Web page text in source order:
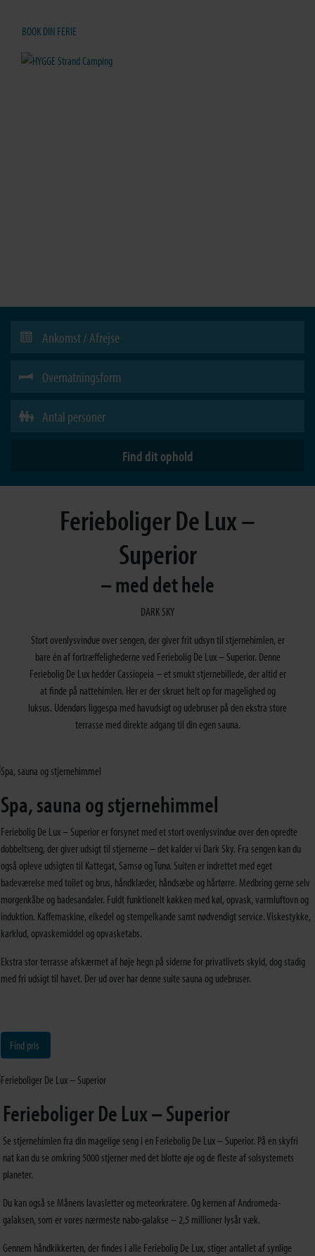
BOOK DIN FERIE
Ferieboliger De Lux –
Superior
– med det hele
DARK SKY
Stort ovenlysvindue over sengen, der giver frit udsyn til stjernehimlen, er
bare én af fortræffelighederne ved Feriebolig De Lux – Superior. Denne
Feriebolig De Lux hedder Cassiopeia – et smukt stjernebillede, der altid er
at finde på nattehimlen. Her er der skruet helt op for magelighed og
luksus. Udendørs liggespa med havudsigt og udebruser på den ekstra store
terrasse med direkte adgang til din egen sauna.
Spa, sauna og stjernehimmel
Feriebolig De Lux – Superior er forsynet med et stort ovenlysvindue over den opredte
dobbeltseng, der giver udsigt til stjernerne – det kalder vi Dark Sky. Fra sengen kan du
også opleve udsigten til Kattegat, Samsø og Tunø. Suiten er indrettet med eget
badeværelse med toilet og brus, håndklæder, håndsæbe og hårtørre. Medbring gerne selv
morgenkåbe og badesandaler. Fuldt funktionelt køkken med køl, opvask, varmluftovn og
induktion. Kaffemaskine, elkedel og stempelkande samt nødvendigt service. Viskestykke,
karklud, opvaskemiddel og opvasketabs.
Ekstra stor terrasse afskærmet af høje hegn på siderne for privatlivets skyld, dog stadig
med fri udsigt til havet. Der ud over har denne suite sauna og udebruser.
Find pris
Ferieboliger De Lux – Superior
Se stjernehimlen fra din magelige seng i en Feriebolig De Lux – Superior. På en skyfri
nat kan du se omkring 5000 stjerner med det blotte øje og de fleste af solsystemets
planeter.
Du kan også se Månens lavasletter og meteorkratere. Og kernen af Andromeda-
galaksen, som er vores nærmeste nabo-galakse – 2,5 millioner lysår væk.
Gennem håndkikkerten, der findes i alle Feriebolig De Lux, stiger antallet af synlige